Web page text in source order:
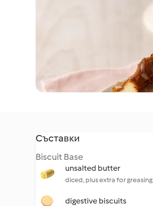
Съставки
Biscuit Base
unsalted butter
diced, plus extra for greasing
digestive biscuits